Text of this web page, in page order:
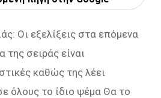
Οι εξελίξεις στα επόμενα
της σειράς είναι
καθώς της λέει
όλους το ίδιο ψέμα Θα το